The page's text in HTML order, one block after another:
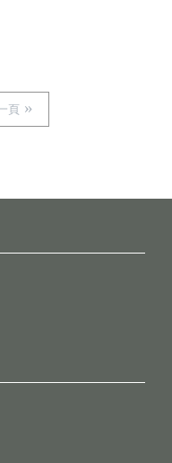
頁